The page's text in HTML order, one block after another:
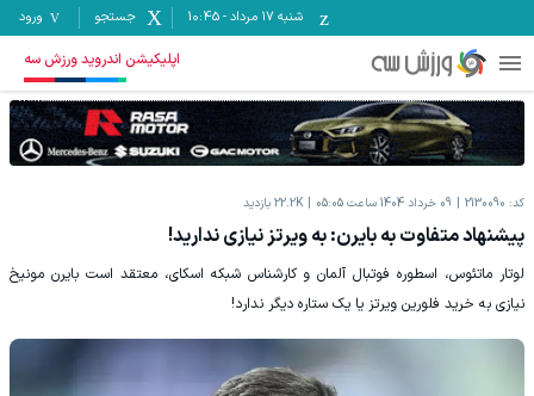
شنبه ۱۷ مرداد -
10:45 جستجو ورود
اپلیکیشن اندروید ورزش سه
کد: 2130090 09 خرداد 1404 ساعت 05:05 22.2K بازدید
پیشنهاد متفاوت به بایرن: به ویرتز نیازی ندارید!
لوتار ماتئوس، اسطوره فوتبال آلمان و کارشناس شبکه اسکای، معتقد است بایرن مونیخ
نیازی به خرید فلورین ویرتز یا یک ستاره دیگر ندارد!